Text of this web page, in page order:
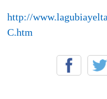
http://
C.htm